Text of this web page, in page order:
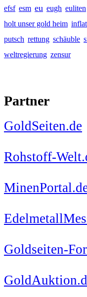
efsf esm eu eugh euliten
holt unser gold heim
putsch rettung schäuble
weltregierung zensur
Partner
GoldSeiten.de
Rohstoff-
Goldseiten-